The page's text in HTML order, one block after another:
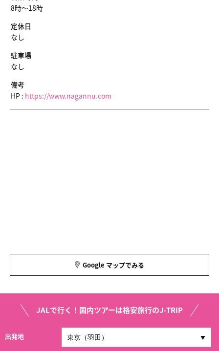
8時〜18時
定休日
なし
駐車場
なし
備考
HP : https://www.nagannu.com
Google マップでみる
JALで行く！国内ツアーは格安旅行のJ-TRIP
出発地